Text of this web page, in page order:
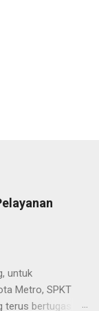
untuk
Metro, SPKT
bertugas